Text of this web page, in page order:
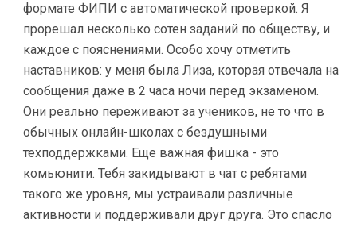
формате ФИПИ с автоматической проверкой. Я
прорешал несколько сотен заданий по обществу, и
каждое с пояснениями. Особо хочу отметить
наставников: у меня была Лиза, которая отвечала на
сообщения даже в 2 часа ночи перед экзаменом.
Они реально переживают за учеников, не то что в
обычных онлайн-школах с бездушными
техподдержками. Еще важная фишка - это
комьюнити. Тебя закидывают в чат с ребятами
такого же уровня, мы устраивали различные
активности и поддерживали друг друга. Это спасло